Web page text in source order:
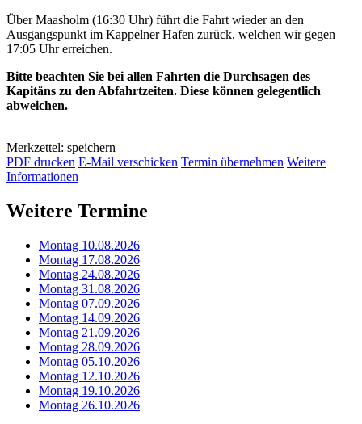
Über Maasholm (16:30 Uhr) führt die Fahrt wieder an den
Ausgangspunkt im Kappelner Hafen zurück, welchen wir gegen
17:05 Uhr erreichen.
Bitte beachten Sie bei allen Fahrten die Durchsagen des
Kapitäns zu den Abfahrtzeiten. Diese können gelegentlich
abweichen.
Merkzettel: speichern
PDF drucken E-Mail verschicken Termin übernehmen Weitere
Informationen
Weitere Termine
Montag 10.08.2026
Montag 17.08.2026
Montag 24.08.2026
Montag 31.08.2026
Montag 07.09.2026
Montag 14.09.2026
Montag 21.09.2026
Montag 28.09.2026
Montag 05.10.2026
Montag 12.10.2026
Montag 19.10.2026
Montag 26.10.2026